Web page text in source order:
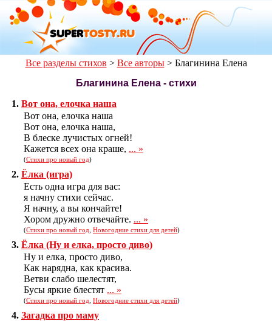
Все разделы стихов > Все авторы> Благинина Елена
Благинина Елена - стихи
1. Вот она, елочка наша
Вот она, елочка наша
Вот она, елочка наша,
В блеске лучистых огней!
Кажется всех она краше, ... »
(Стихи про новый год)
2. Ёлка (игра)
Есть одна игра для вас:
я начну стихи сейчас.
Я начну, а вы кончайте!
Хором дружно отвечайте. ... »
(Стихи про новый год Новогодние стихи для детей)
3. Ёлка (Ну и елка, просто диво)
Ну и елка, просто диво,
Как нарядна, как красива.
Ветви слабо шелестят,
Бусы яркие блестят ... »
(Стихи про новый год Новогодние стихи для детей)
4. Загадка про маму